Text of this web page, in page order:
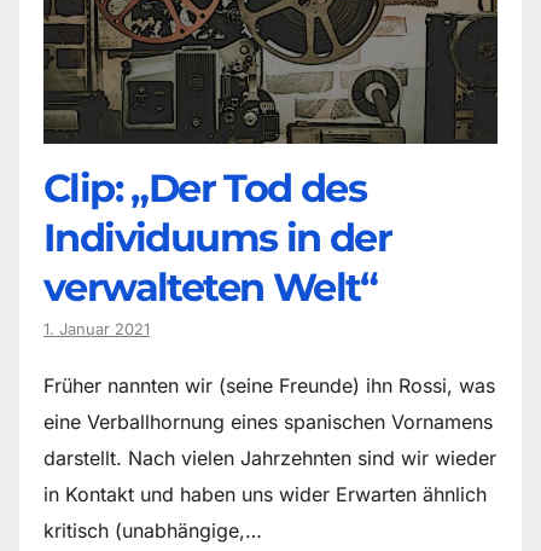
Clip: „Der Tod des
Individuums in der
verwalteten Welt“
1. Januar 2021
Früher nannten wir (seine Freunde) ihn Rossi, was
eine Verballhornung eines spanischen Vornamens
darstellt. Nach vielen Jahrzehnten sind wir wieder
in Kontakt und haben uns wider Erwarten ähnlich
kritisch (unabhängige,…